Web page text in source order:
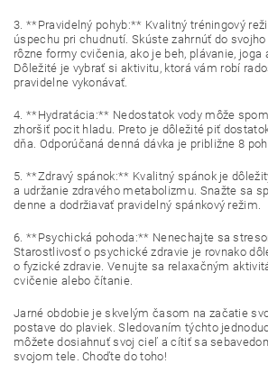
3. **Pravidelný pohyb:** Kvalitný tréningový
úspechu pri chudnutí. Skúste zahrnúť do
rôzne formy cvičenia, ako je beh, plávanie, joga
Dôležité je vybrať si aktivitu, ktorá vám robí
pravidelne vykonávať.
4. **Hydratácia:** Nedostatok vody môže
zhoršiť pocit hladu. Preto je dôležité piť
dňa. Odporúčaná denná dávka je približne 8
5. **Zdravý spánok:** Kvalitný spánok je
a udržanie zdravého metabolizmu. Snažte sa
denne a dodržiavať pravidelný spánkový režim.
6. **Psychická pohoda:** Nenechajte sa
Starostlivosť o psychické zdravie je rovnako
o fyzické zdravie. Venujte sa relaxačným
cvičenie alebo čítanie.
Jarné obdobie je skvelým časom na začatie
postave do plaviek. Sledovaním týchto
môžete dosiahnuť svoj cieľ a cítiť sa
svojom tele. Choďte do toho!